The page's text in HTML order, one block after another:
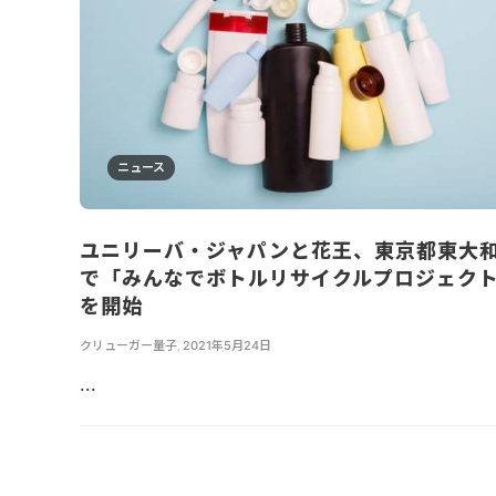
ニュース
ユニリーバ・ジャパンと花王、東京都東大
で「みんなでボトルリサイクルプロジェクト
を開始
クリューガー量子 2021年5月24日
...